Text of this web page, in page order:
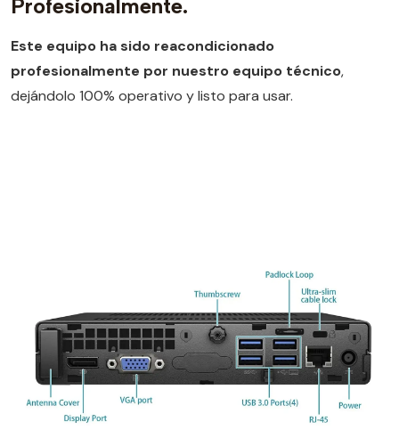
Profesionalmente.
Este equipo ha sido reacondicionado
profesionalmente por nuestro equipo técnico,
dejándolo 100% operativo y listo para usar.